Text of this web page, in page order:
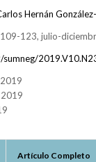
Hernán
123, julio-
Artículo Completo